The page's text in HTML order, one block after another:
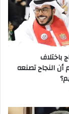
باختلاف
أن النجاح تصنعه